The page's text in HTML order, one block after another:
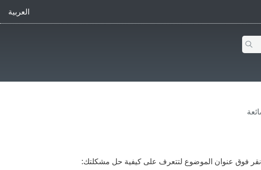
العربية
انقر فوق عنوان الموضوع لتتعرف على كيفية حل مشكلتك: